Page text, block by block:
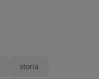
storia